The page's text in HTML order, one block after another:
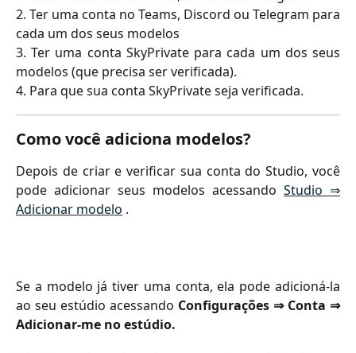
2. Ter uma conta no Teams, Discord ou Telegram para
cada um dos seus modelos
3. Ter uma conta SkyPrivate para cada um dos seus
modelos (que precisa ser verificada).
4. Para que sua conta SkyPrivate seja verificada.
Como você adiciona modelos?
Depois de criar e verificar sua conta do Studio, você
pode adicionar seus modelos acessando Studio ⇒
Adicionar modelo .
Se a modelo já tiver uma conta, ela pode adicioná-la
ao seu estúdio acessando Configurações ⇒ Conta ⇒
Adicionar-me no estúdio.